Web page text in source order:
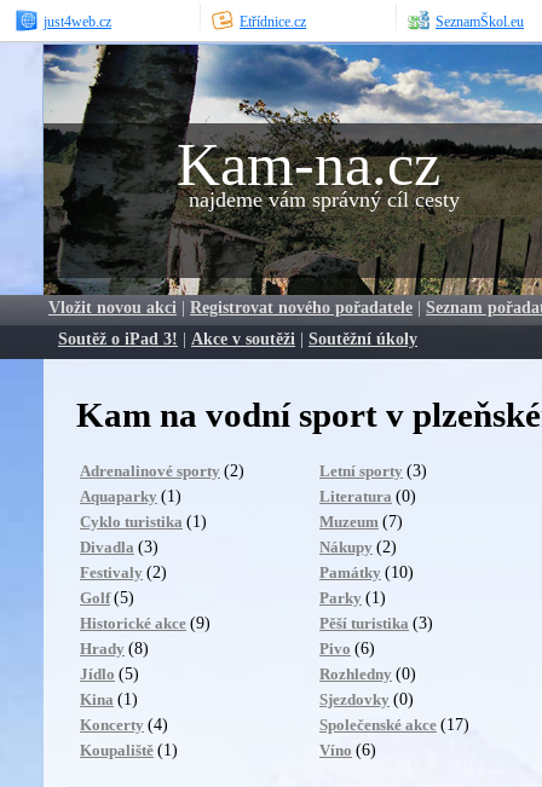
just4web.cz Etřídnice.cz SeznamŠkol.eu
Kam-na.cz
najdeme vám správný cíl cesty
Vložit novou akci | Registrovat nového pořadatele | Seznam
Soutěž o iPad 3! | Akce v soutěži | Soutěžní úkoly
Kam na vodní sport v
Adrenalinové sporty (2)
Aquaparky (1)
Cyklo turistika (1)
Divadla (3)
Festivaly (2)
Golf (5)
Historické akce (9)
Hrady (8)
Jídlo (5)
Kina (1)
Koncerty (4)
Koupaliště (1)
Letní sporty (3)
Literatura (0)
Muzeum (7)
Nákupy (2)
Památky (10)
Parky (1)
Pěší turistika (3)
Pivo (6)
Rozhledny (0)
Sjezdovky (0)
Společenské akce (17)
Víno (6)